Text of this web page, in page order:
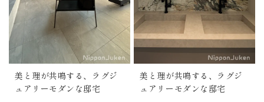
美と理が共鳴する、ラグジ
ュアリーモダンな邸宅
美と理が共鳴する、ラグジ
ュアリーモダンな邸宅